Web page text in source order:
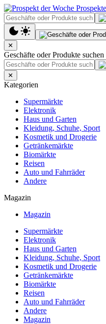
✕
Geschäfte oder Produkte suchen
✕
Kategorien
Supermärkte
Elektronik
Haus und Garten
Kleidung, Schuhe, Sport
Kosmetik und Drogerie
Getränkemärkte
Biomärkte
Reisen
Auto und Fahrräder
Andere
Magazin
Magazin
Supermärkte
Elektronik
Haus und Garten
Kleidung, Schuhe, Sport
Kosmetik und Drogerie
Getränkemärkte
Biomärkte
Reisen
Auto und Fahrräder
Andere
Magazin